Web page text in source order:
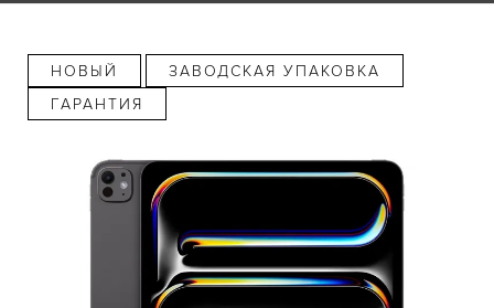
НОВЫЙ
ЗАВОДСКАЯ УПАКОВКА
ГАРАНТИЯ